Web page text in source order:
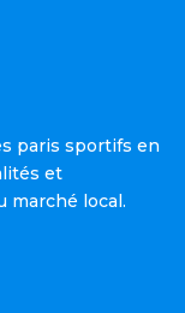
paris sportifs en
et
marché local.